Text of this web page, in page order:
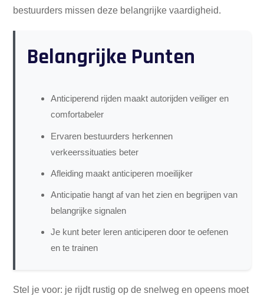
bestuurders missen deze belangrijke vaardigheid.
Belangrijke Punten
Anticiperend rijden maakt autorijden veiliger en
comfortabeler
Ervaren bestuurders herkennen
verkeerssituaties beter
Afleiding maakt anticiperen moeilijker
Anticipatie hangt af van het zien en begrijpen van
belangrijke signalen
Je kunt beter leren anticiperen door te oefenen
en te trainen
Stel je voor: je rijdt rustig op de snelweg en opeens moet